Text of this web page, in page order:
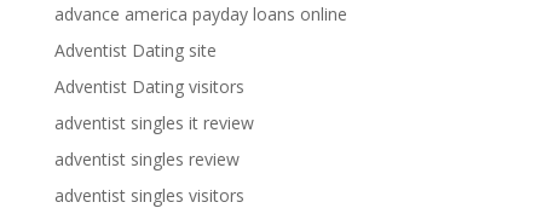
advance america payday loans online
Adventist Dating site
Adventist Dating visitors
adventist singles it review
adventist singles review
adventist singles visitors